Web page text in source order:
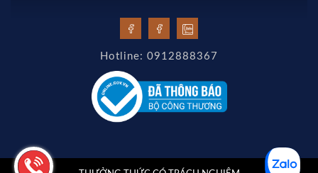
Hotline: 0912888367